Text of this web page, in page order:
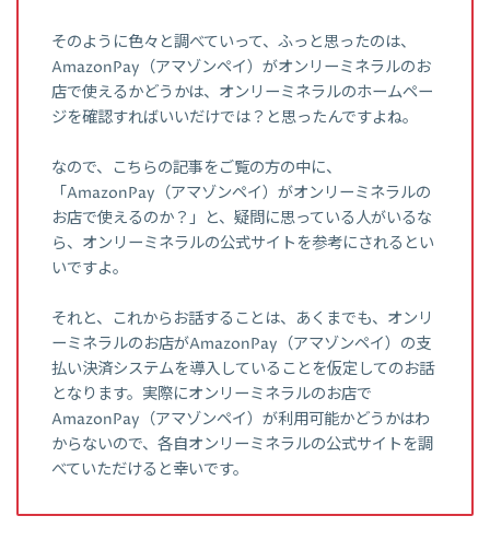
そのように色々と調べていって、ふっと思ったのは、
AmazonPay（アマゾンペイ）がオンリーミネラルのお
店で使えるかどうかは、オンリーミネラルのホームペー
ジを確認すればいいだけでは？と思ったんですよね。
なので、こちらの記事をご覧の方の中に、
「AmazonPay（アマゾンペイ）がオンリーミネラルの
お店で使えるのか？」と、疑問に思っている人がいるな
ら、オンリーミネラルの公式サイトを参考にされるとい
いですよ。
それと、これからお話することは、あくまでも、オンリ
ーミネラルのお店がAmazonPay（アマゾンペイ）の支
払い決済システムを導入していることを仮定してのお話
となります。実際にオンリーミネラルのお店で
AmazonPay（アマゾンペイ）が利用可能かどうかはわ
からないので、各自オンリーミネラルの公式サイトを調
べていただけると幸いです。